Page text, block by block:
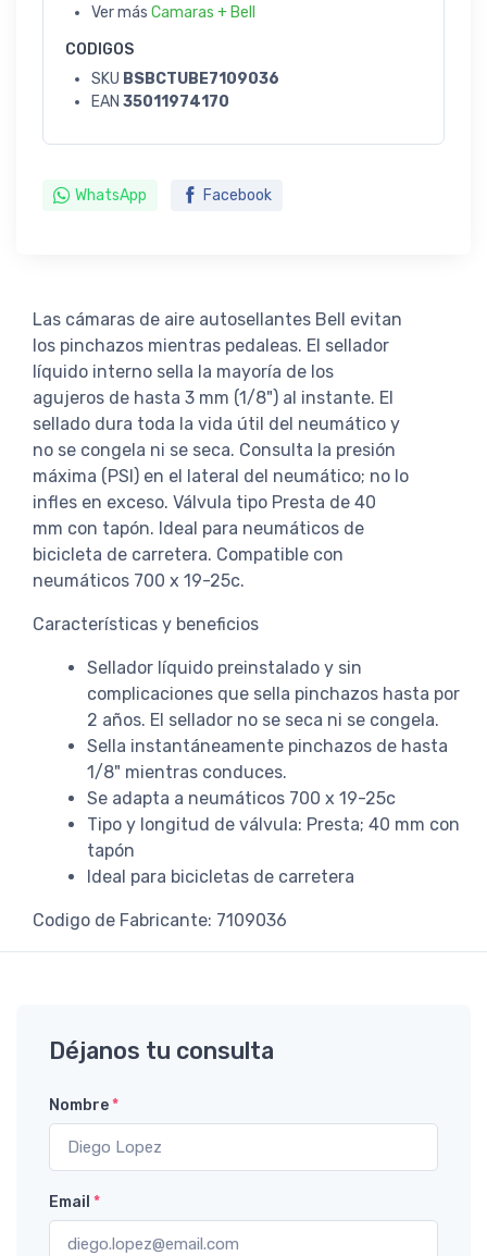
Ver más Camaras + Bell
CODIGOS
SKU BSBCTUBE7109036
EAN 35011974170
WhatsApp Facebook
Las cámaras de aire autosellantes Bell evitan
los pinchazos mientras pedaleas. El sellador
líquido interno sella la mayoría de los
agujeros de hasta 3 mm (1/8") al instante. El
sellado dura toda la vida útil del neumático y
no se congela ni se seca. Consulta la presión
máxima (PSI) en el lateral del neumático; no lo
infles en exceso. Válvula tipo Presta de 40
mm con tapón. Ideal para neumáticos de
bicicleta de carretera. Compatible con
neumáticos 700 x 19-25c.
Características y beneficios
Sellador líquido preinstalado y sin
complicaciones que sella pinchazos hasta por
2 años. El sellador no se seca ni se congela.
Sella instantáneamente pinchazos de hasta
1/8" mientras conduces.
Se adapta a neumáticos 700 x 19-25c
Tipo y longitud de válvula: Presta; 40 mm con
tapón
Ideal para bicicletas de carretera
Codigo de Fabricante: 7109036
Déjanos tu consulta
Nombre*
Email *